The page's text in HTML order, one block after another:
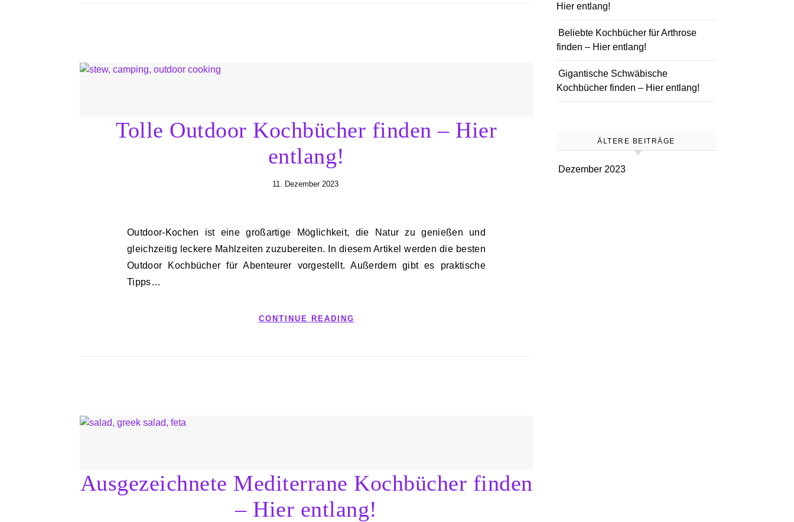
Tolle Outdoor Kochbücher finden – Hier
entlang!
11. Dezember 2023
Outdoor-Kochen ist eine großartige Möglichkeit, die Natur zu genießen und
gleichzeitig leckere Mahlzeiten zuzubereiten. In diesem Artikel werden die besten
Outdoor Kochbücher für Abenteurer vorgestellt. Außerdem gibt es praktische
Tipps…
CONTINUE READING
Ausgezeichnete Mediterrane Kochbücher finden
– Hier entlang!
Hier entlang!
Beliebte Kochbücher für Arthrose
finden – Hier entlang!
Gigantische Schwäbische
Kochbücher finden – Hier entlang!
ÄLTERE BEITRÄGE
Dezember 2023